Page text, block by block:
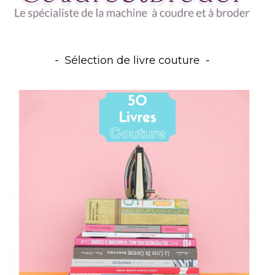
Sélection de livre couture